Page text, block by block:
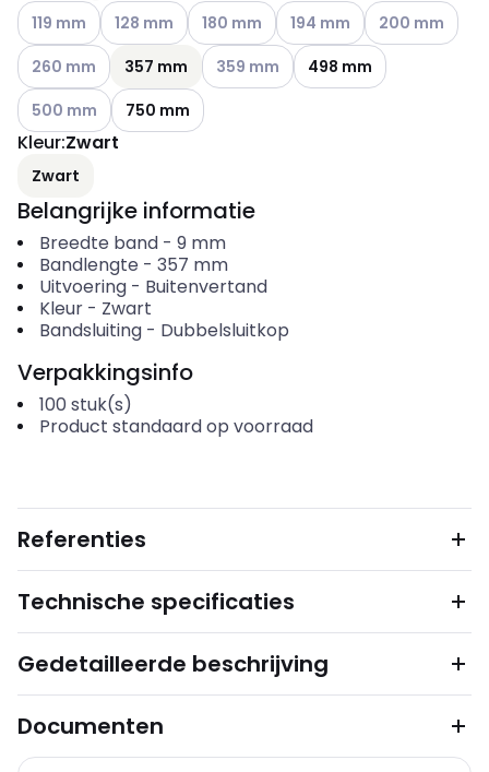
Andere varianten (Huidige combinatie niet mogelijk)
119 mm Andere varianten (Huidige combinatie niet
128 mm Andere varianten (Huidige combinatie
180 mm Andere varianten (Huidige
194 mm Andere
200 mm
Andere varianten (Huidige combinatie niet mogelijk)
260 mm 357 mm Andere varianten (Huidige
359 mm
498 mm
Andere varianten (Huidige combinatie niet mogelijk)
500 mm 750 mm
Kleur:Zwart
Zwart
Belangrijke informatie
Breedte band- 9 mm
Bandlengte - 357 mm
Uitvoering- Buitenvertand
Kleur- Zwart
Bandsluiting- Dubbelsluitkop
Verpakkingsinfo
100 stuk(s)
Product standaard op voorraad
Referenties
Technische specificaties
Gedetailleerde beschrijving
Documenten